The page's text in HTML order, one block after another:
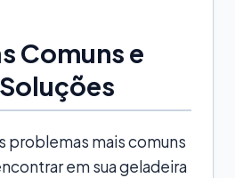
Comuns e
problemas mais comuns
em sua geladeira